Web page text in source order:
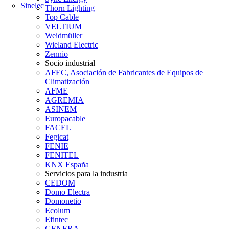
SinelecThorn Lighting
Top Cable
VELTIUM
Weidmüller
Wieland Electric
Zennio
Socio industrial
AFEC, Asociación de Fabricantes de Equipos de
Climatización
AFME
AGREMIA
ASINEM
Europacable
FACEL
Fegicat
FENIE
FENITEL
KNX España
Servicios para la industria
CEDOM
Domo Electra
Domonetio
Ecolum
Efintec